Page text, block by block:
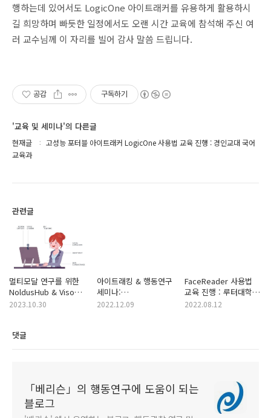
행하는데 있어서도 LogicOne 아이트래커를 유용하게 활용하시
길 희망하며 빠듯한 일정에서도 오랜 시간 교육에 참석해 주신 여
러 교수님께 이 자리를 빌어 감사 말씀 드립니다.
공감 구독하기
'교육 및 세미나'의 다른글
현재글
고성능 포터블 아이트래커 LogicOne 사용법 교육 진행 : 경인교대 국어
교육과
관련글
멀티모달 연구를 위한
NoldusHub & Viso
세미나 행사 소식 -
2023.10.30
아이트래킹 & 행동연구
세미나:
한국철도기술연구원
2022.12.09
FaceReader 사용법
교육 진행 : 루터대학교
교수학습역량개발센터
2022.08.12
댓글
「베리슨」의 행동연구에 도움이 되는
블로그